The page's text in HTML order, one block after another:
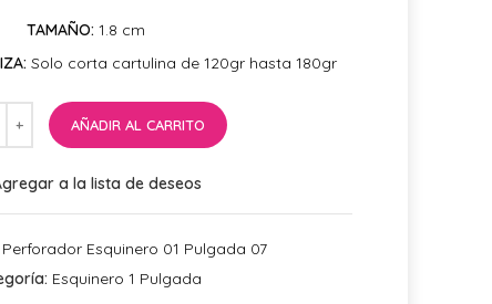
TAMAÑO: 1.8 cm
Solo corta cartulina de 120gr hasta 180gr
AÑADIR AL CARRITO
a la lista de deseos
Perforador Esquinero 01 Pulgada 07
Esquinero 1 Pulgada